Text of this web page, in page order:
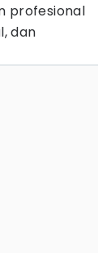
profesional
dan